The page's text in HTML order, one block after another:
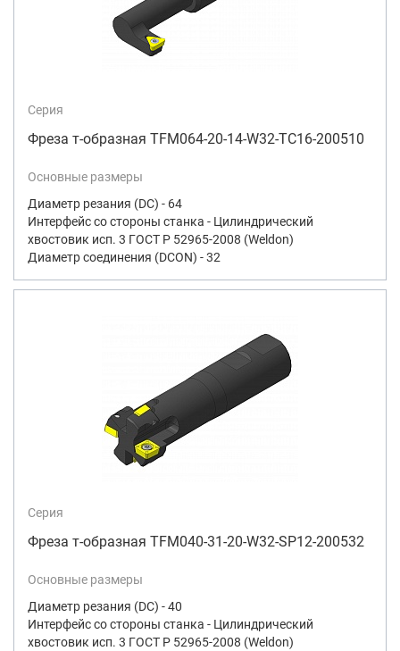
Серия
Фреза т-образная TFM064-20-14-W32-TC16-200510
Основные размеры
Диаметр резания (DC) - 64
Интерфейс со стороны станка - Цилиндрический
хвостовик исп. 3 ГОСТ Р 52965-2008 (Weldon)
Диаметр соединения (DCON) - 32
Серия
Фреза т-образная TFM040-31-20-W32-SP12-200532
Основные размеры
Диаметр резания (DC) - 40
Интерфейс со стороны станка - Цилиндрический
хвостовик исп. 3 ГОСТ Р 52965-2008 (Weldon)